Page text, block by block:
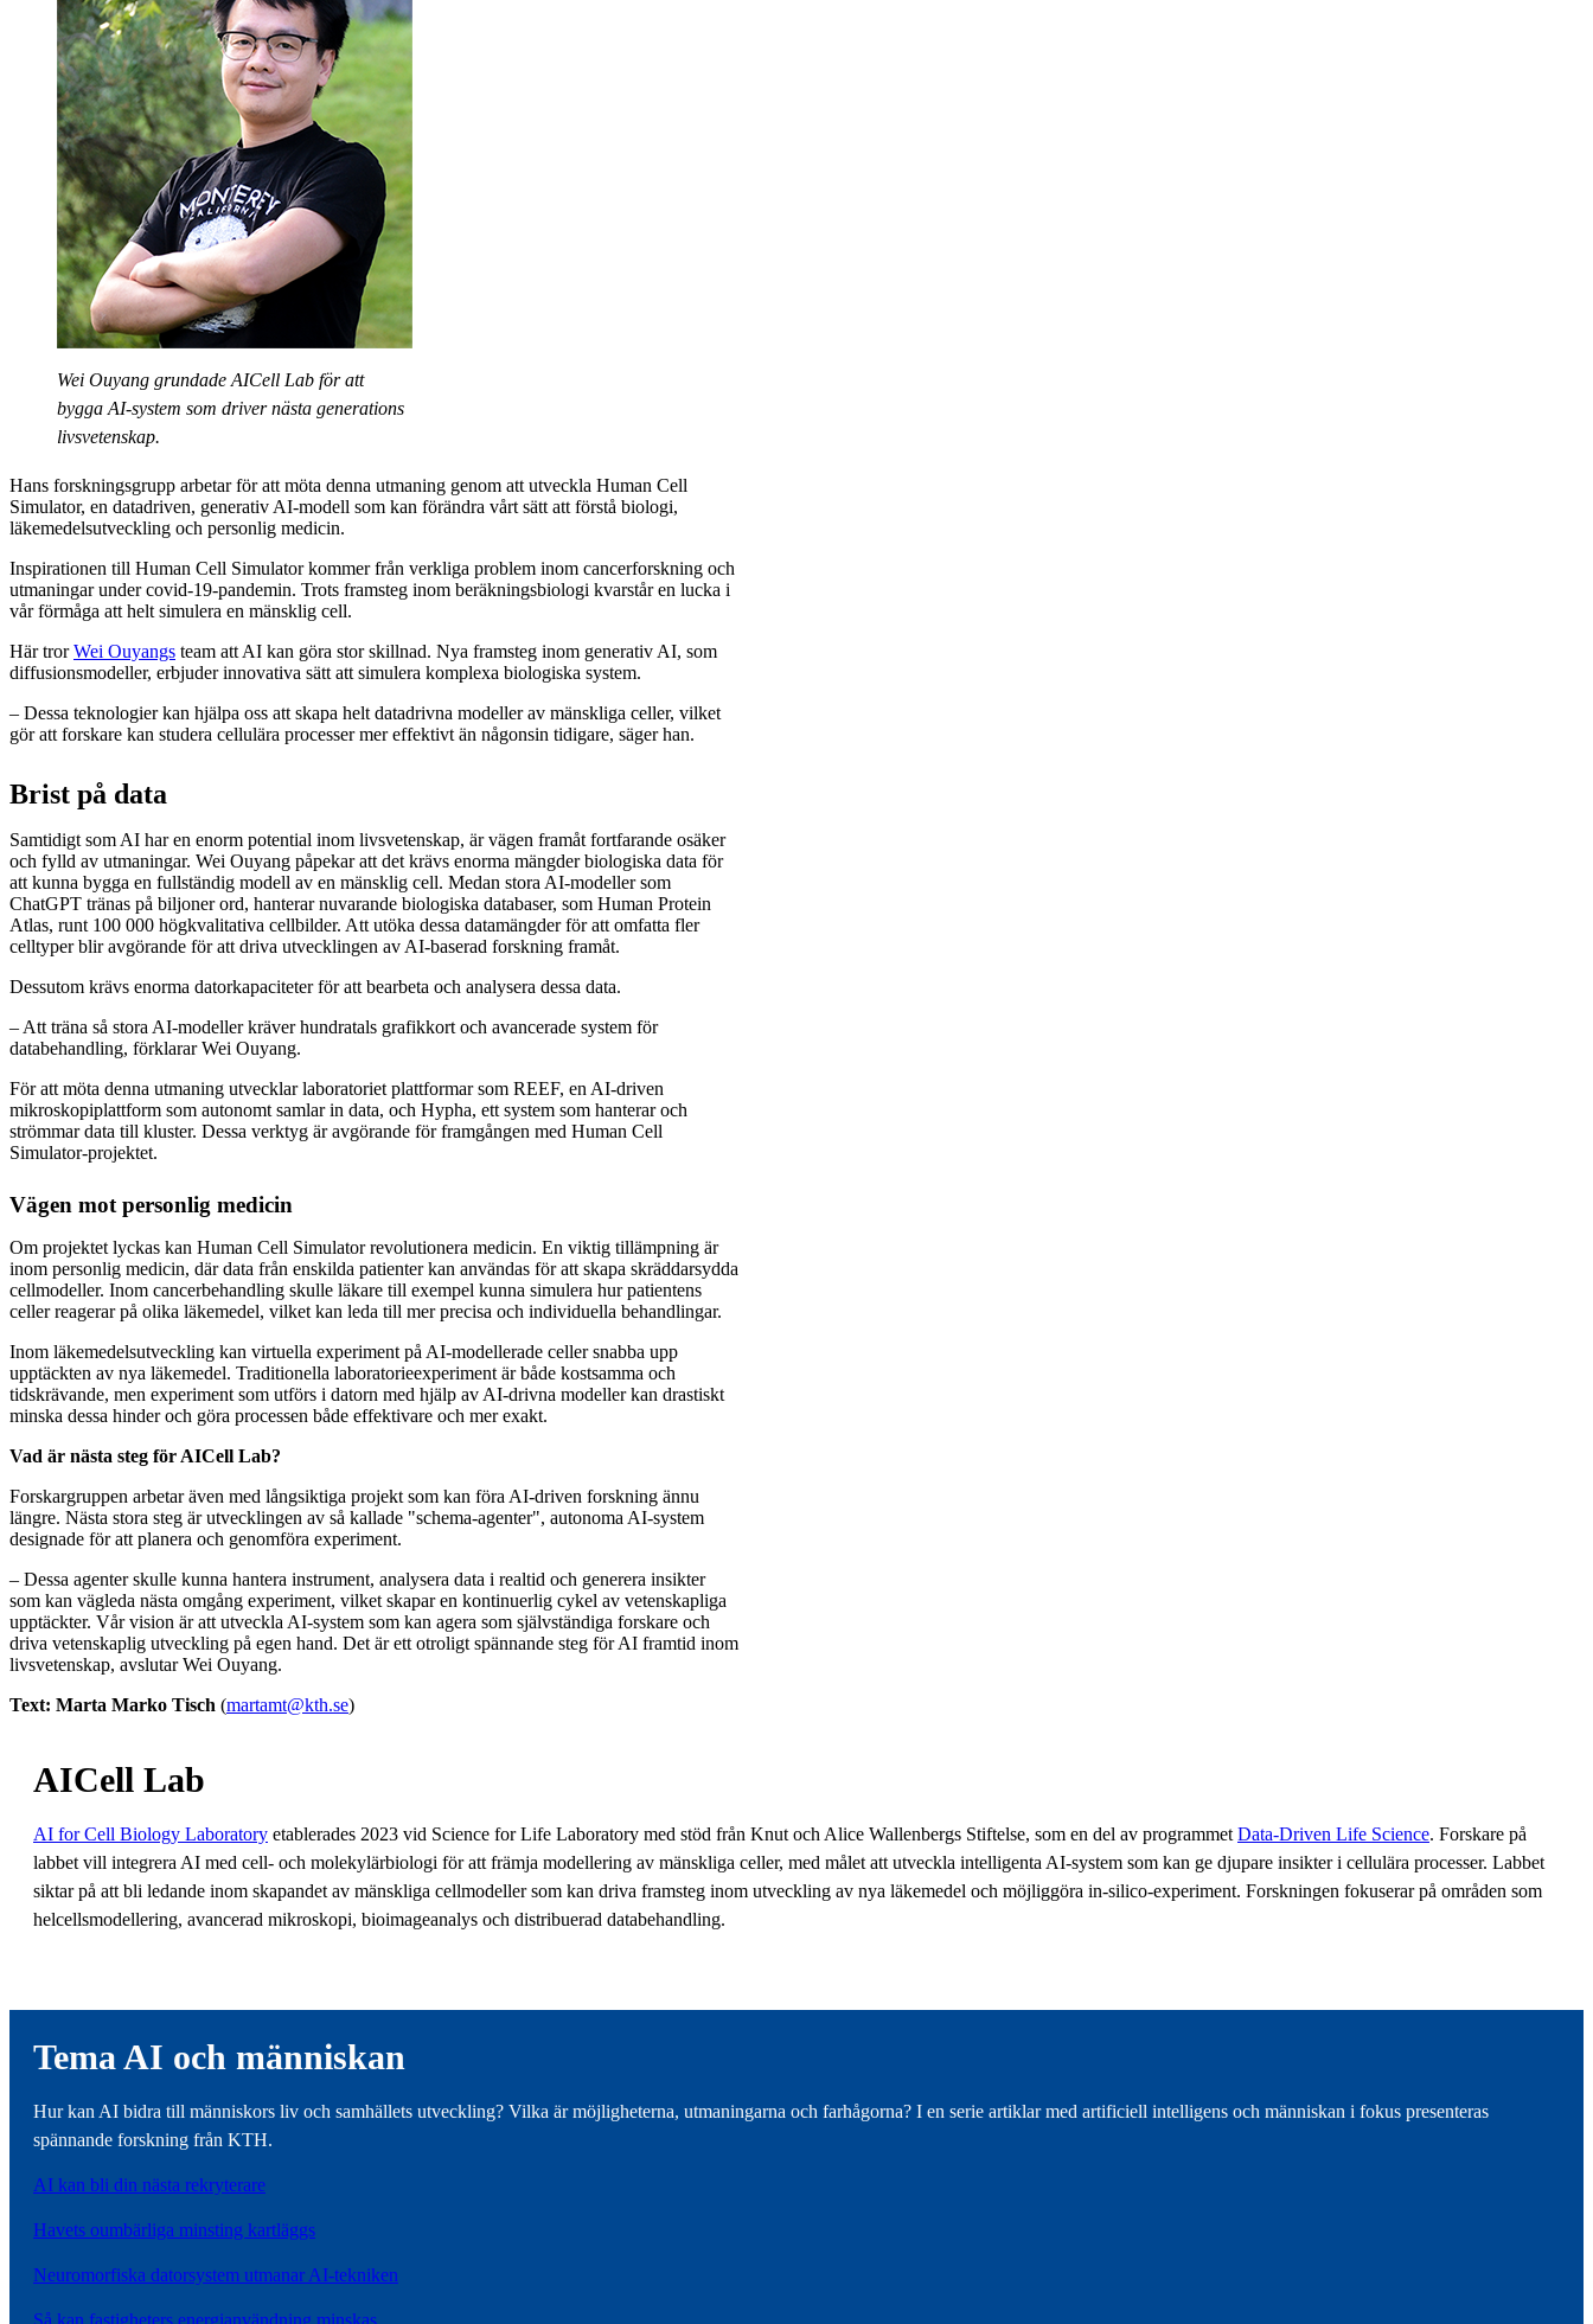
Wei Ouyang grundade AICell Lab för att
bygga AI-system som driver nästa generations
livsvetenskap.
Hans forskningsgrupp arbetar för att möta denna utmaning genom att utveckla Human Cell
Simulator, en datadriven, generativ AI-modell som kan förändra vårt sätt att förstå biologi,
läkemedelsutveckling och personlig medicin.
Inspirationen till Human Cell Simulator kommer från verkliga problem inom cancerforskning och
utmaningar under covid-19-pandemin. Trots framsteg inom beräkningsbiologi kvarstår en lucka i
vår förmåga att helt simulera en mänsklig cell.
Här trorWei Ouyangs team att AI kan göra stor skillnad. Nya framsteg inom generativ AI, som
diffusionsmodeller, erbjuder innovativa sätt att simulera komplexa biologiska system.
– Dessa teknologier kan hjälpa oss att skapa helt datadrivna modeller av mänskliga celler, vilket
gör att forskare kan studera cellulära processer mer effektivt än någonsin tidigare, säger han.
Brist på data
Samtidigt som AI har en enorm potential inom livsvetenskap, är vägen framåt fortfarande osäker
och fylld av utmaningar. Wei Ouyang påpekar att det krävs enorma mängder biologiska data för
att kunna bygga en fullständig modell av en mänsklig cell. Medan stora AI-modeller som
ChatGPT tränas på biljoner ord, hanterar nuvarande biologiska databaser, som Human Protein
Atlas, runt 100 000 högkvalitativa cellbilder. Att utöka dessa datamängder för att omfatta fler
celltyper blir avgörande för att driva utvecklingen av AI-baserad forskning framåt.
Dessutom krävs enorma datorkapaciteter för att bearbeta och analysera dessa data.
– Att träna så stora AI-modeller kräver hundratals grafikkort och avancerade system för
databehandling, förklarar Wei Ouyang.
För att möta denna utmaning utvecklar laboratoriet plattformar som REEF, en AI-driven
mikroskopiplattform som autonomt samlar in data, och Hypha, ett system som hanterar och
strömmar data till kluster. Dessa verktyg är avgörande för framgången med Human Cell
Simulator-projektet.
Vägen mot personlig medicin
Om projektet lyckas kan Human Cell Simulator revolutionera medicin. En viktig tillämpning är
inom personlig medicin, där data från enskilda patienter kan användas för att skapa skräddarsydda
cellmodeller. Inom cancerbehandling skulle läkare till exempel kunna simulera hur patientens
celler reagerar på olika läkemedel, vilket kan leda till mer precisa och individuella behandlingar.
Inom läkemedelsutveckling kan virtuella experiment på AI-modellerade celler snabba upp
upptäckten av nya läkemedel. Traditionella laboratorieexperiment är både kostsamma och
tidskrävande, men experiment som utförs i datorn med hjälp av AI-drivna modeller kan drastiskt
minska dessa hinder och göra processen både effektivare och mer exakt.
Vad är nästa steg för AICell Lab?
Forskargruppen arbetar även med långsiktiga projekt som kan föra AI-driven forskning ännu
längre. Nästa stora steg är utvecklingen av så kallade "schema-agenter", autonoma AI-system
designade för att planera och genomföra experiment.
– Dessa agenter skulle kunna hantera instrument, analysera data i realtid och generera insikter
som kan vägleda nästa omgång experiment, vilket skapar en kontinuerlig cykel av vetenskapliga
upptäckter. Vår vision är att utveckla AI-system som kan agera som självständiga forskare och
driva vetenskaplig utveckling på egen hand. Det är ett otroligt spännande steg för AI framtid inom
livsvetenskap, avslutar Wei Ouyang.
Text: Marta Marko Tisch (martamt@kth.se)
AICell Lab
AI for Cell Biology Laboratory etablerades 2023 vid Science for Life Laboratory med stöd från Knut och Alice Wallenbergs Stiftelse, som en del av programmet Data-Driven Life Science. Forskare på
labbet vill integrera AI med cell- och molekylärbiologi för att främja modellering av mänskliga celler, med målet att utveckla intelligenta AI-system som kan ge djupare insikter i cellulära processer. Labbet
siktar på att bli ledande inom skapandet av mänskliga cellmodeller som kan driva framsteg inom utveckling av nya läkemedel och möjliggöra in-silico-experiment. Forskningen fokuserar på områden som
helcellsmodellering, avancerad mikroskopi, bioimageanalys och distribuerad databehandling.
Tema AI och människan
Hur kan AI bidra till människors liv och samhällets utveckling? Vilka är möjligheterna, utmaningarna och farhågorna? I en serie artiklar med artificiell intelligens och människan i fokus presenteras
spännande forskning från KTH.
AI kan bli din nästa rekryterare
Havets oumbärliga minsting kartläggs
Neuromorfiska datorsystem utmanar AI-tekniken
Så kan fastigheters energianvändning minskas